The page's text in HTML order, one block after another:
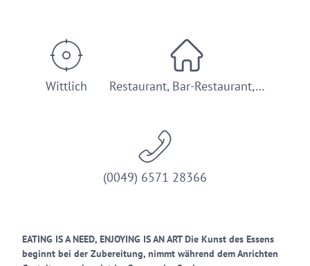
Wittlich Restaurant, Bar-Restaurant,…
(0049) 6571 28366
EATING IS A NEED, ENJOYING IS AN ART Die Kunst des Essens
beginnt bei der Zubereitung, nimmt während dem Anrichten